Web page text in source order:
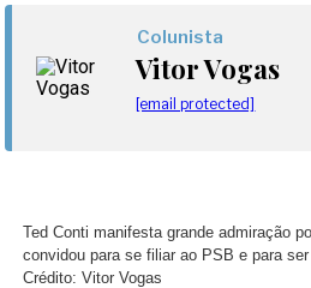
Colunista
Vitor Vogas
[email protected]
Ted Conti manifesta grande admiração
convidou para se filiar ao PSB e para
Crédito: Vitor Vogas